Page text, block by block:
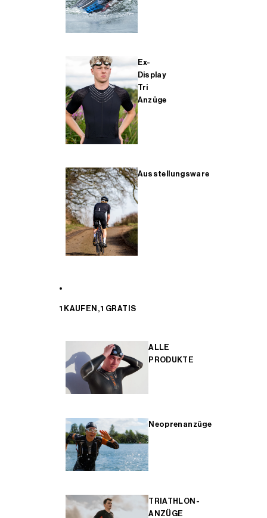
Ex-
Display
Tri
Anzüge
Ausstellungsware
1 KAUFEN, 1 GRATIS
ALLE
PRODUKTE
Neoprenanzüge
TRIATHLON-
ANZÜGE